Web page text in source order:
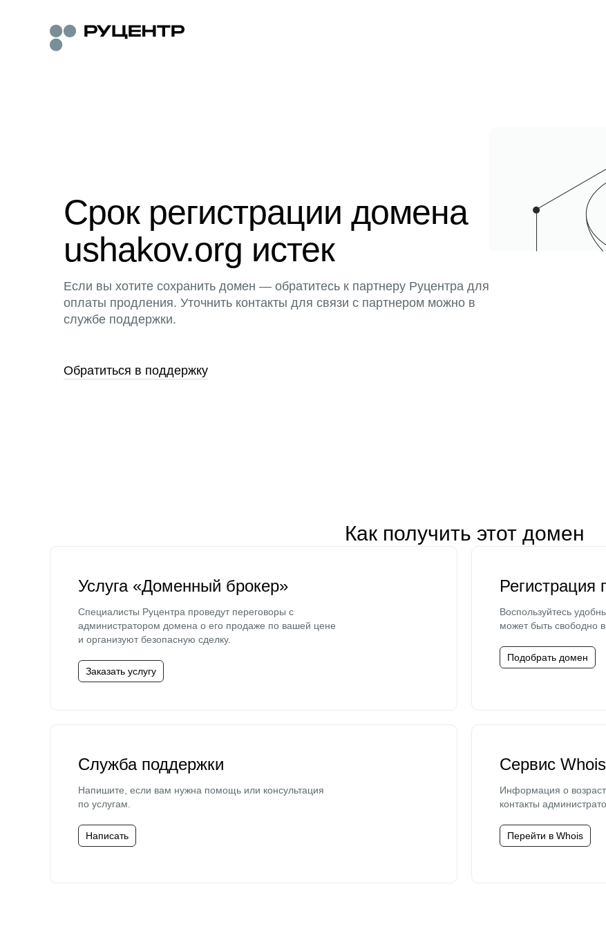
Срок регистрации домена
ushakov.org истек
Если вы хотите сохранить домен — обратитесь к партнеру Руцентра для
оплаты продления. Уточнить контакты для связи с партнером можно в
службе поддержки.
Обратиться в поддержку
Как получить этот домен
Услуга «Доменный брокер»
Специалисты Руцентра проведут переговоры с
администратором домена о его продаже по вашей цене
и организуют безопасную сделку.
Заказать услугу
Регистрация
Воспользуйтесь
может быть свободно
Подобрать домен
Служба поддержки
Напишите, если вам нужна помощь или консультация
по услугам.
Написать
Сервис Whois
Информация о
контакты
Перейти в Whois